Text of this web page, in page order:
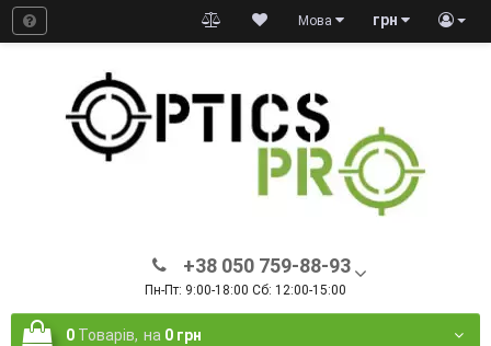
грн
Мова
+38 050 759-88-93
Пн-Пт: 9:00-18:00 Сб: 12:00-15:00
0 Товарів, на 0 грн